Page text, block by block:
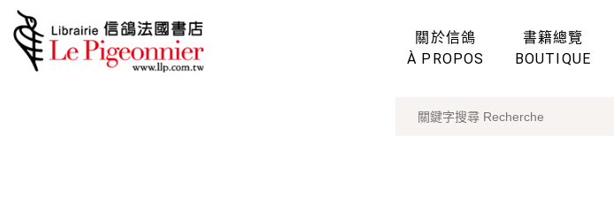
關於信鴿
À PROPOS
書籍總覽
BOUTIQUE